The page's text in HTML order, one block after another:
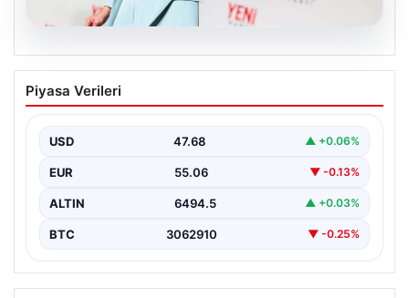
Manisa’da Rüşvet Soruşturması: Yeni
Parti İl Başkanı İlksen Özalper
Manisa'da yaşanan rüşvet operasyonu kapsamında
gözaltına…
Piyasa Verileri
USD 47.68 ▲ +0.06%
EUR 55.06 ▼ -0.13%
ALTIN 6494.5 ▲ +0.03%
BTC 3062910 ▼ -0.25%